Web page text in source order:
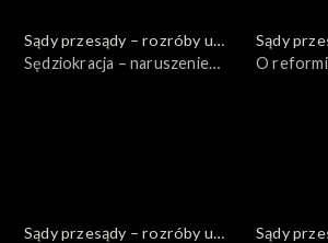
Sądy przesądy – rozróby u
Kuby
Sędziokracja – naruszenie
Sądy
Kuby
O
Sądy przesądy – rozróby u
Sądy